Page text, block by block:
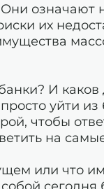
означают
их
И
уйти из
чтобы
на
или что
сегодня